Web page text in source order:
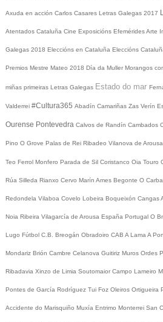
Axuda en acción Carlos Casares Letras Galegas 2017
Atentados Cataluña Cine Exposicións EfeméridesArte
Galegas 2018 Eleccións en Cataluña Eleccións
Premios Mestre Mateo 2018 Día da Muller Morangos
miñas primeiras Letras Galegas Estado do mar
Valderrei #Cultura365 Abadín Camariñas Zas Verín
Ourense Pontevedra Calvos de Randín Cambados
Pino O Grove Palas de Rei Ribadeo Vilanova de Arousa
Teo Ferrol Monfero Parada de Sil Coristanco Oia Touro
Rúa Silleda Rianxo Cervo Marín Ames Begonte O
Redondela Vilaboa Covelo Lobeira Boqueixón Cangas
Noia Ribeira Vilagarcía de Arousa España Portugal O
Lugo Fútbol C.B. Breogán Obradoiro CAB A Lama A
Mondariz Brión Cambre Celanova Guitiriz Muros Ordes
Ribadavia Xinzo de Limia Soutomaior Campo Lameiro
Pontes de García Rodríguez Tui Foz Oleiros Ortigueira
Accidente do Marisquiño Muxía Entrimo Monterrei San